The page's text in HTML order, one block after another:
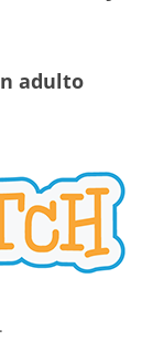
adulto